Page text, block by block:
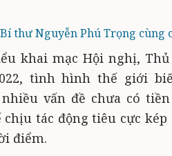
thư Nguyễn Phú Trọng cùng
khai mạc Hội nghị,
tình hình thế giới
vấn đề chưa có
tác động tiêu cực
điểm.